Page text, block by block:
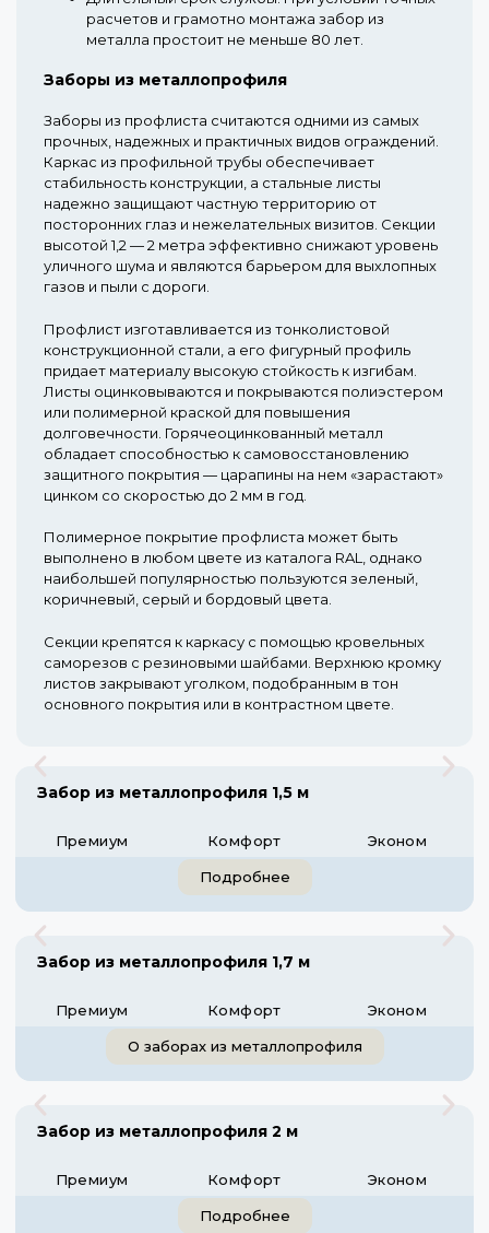
расчетов и грамотно монтажа забор из
металла простоит не меньше 80 лет.
Заборы из металлопрофиля
Заборы из профлиста считаются одними из самых
прочных, надежных и практичных видов ограждений.
Каркас из профильной трубы обеспечивает
стабильность конструкции, а стальные листы
надежно защищают частную территорию от
посторонних глаз и нежелательных визитов. Секции
высотой 1,2 — 2 метра эффективно снижают уровень
уличного шума и являются барьером для выхлопных
газов и пыли с дороги.
Профлист изготавливается из тонколистовой
конструкционной стали, а его фигурный профиль
придает материалу высокую стойкость к изгибам.
Листы оцинковываются и покрываются полиэстером
или полимерной краской для повышения
долговечности. Горячеоцинкованный металл
обладает способностью к самовосстановлению
защитного покрытия — царапины на нем «зарастают»
цинком со скоростью до 2 мм в год.
Полимерное покрытие профлиста может быть
выполнено в любом цвете из каталога RAL, однако
наибольшей популярностью пользуются зеленый,
коричневый, серый и бордовый цвета.
Секции крепятся к каркасу с помощью кровельных
саморезов с резиновыми шайбами. Верхнюю кромку
листов закрывают уголком, подобранным в тон
основного покрытия или в контрастном цвете.
Забор из металлопрофиля 1,5 м
Премиум Комфорт Эконом
Подробнее
Забор из металлопрофиля 1,7 м
Премиум Комфорт Эконом
О заборах из металлопрофиля
Забор из металлопрофиля 2 м
Премиум Комфорт Эконом
Подробнее